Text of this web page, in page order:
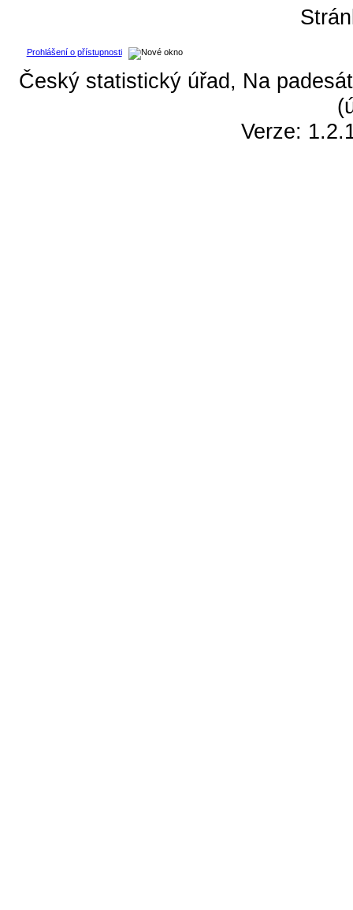
Prohlášení o přístupnosti
Český statistický úřad, Na
Verze: